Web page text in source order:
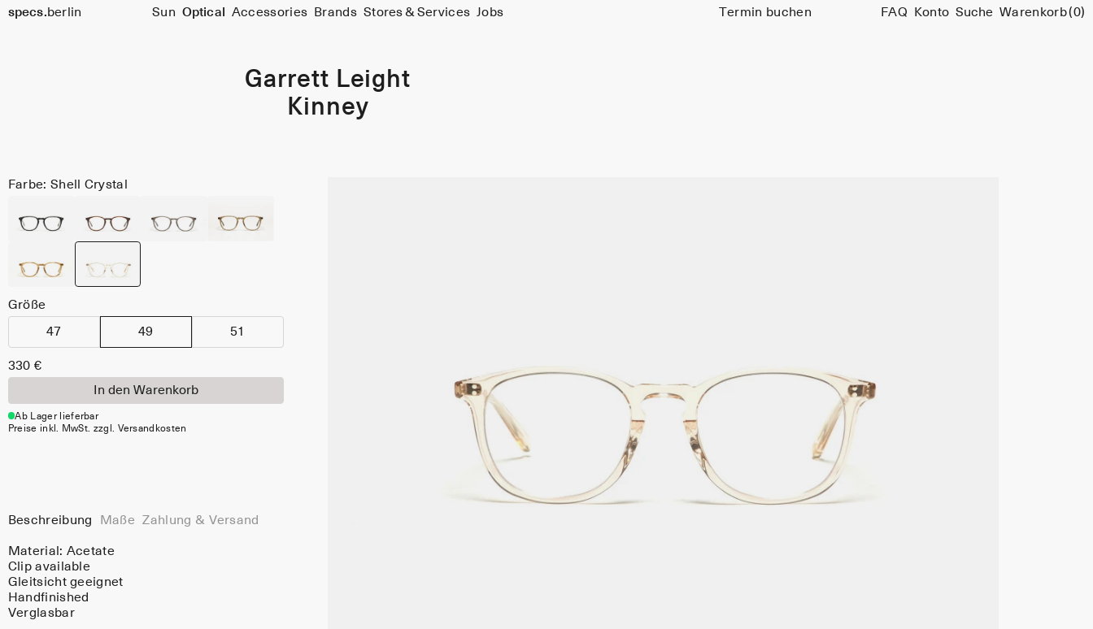
specs. berlin Sun Optical Accessories Brands Stores & Services Jobs Termin buchen FAQ Konto Suche Warenkorb(0)
Garrett Leight
Kinney
Farbe: Shell Crystal
Größe
47 49 51
330 €
In den Warenkorb
Ab Lager lieferbar
Preise inkl. MwSt. zzgl. Versandkosten
Beschreibung Maße Zahlung & Versand
Material: Acetate
Clip available
Gleitsicht geeignet
Handfinished
Verglasbar